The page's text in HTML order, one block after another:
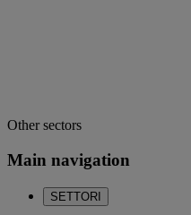
Other sectors
Main navigation
SETTORI